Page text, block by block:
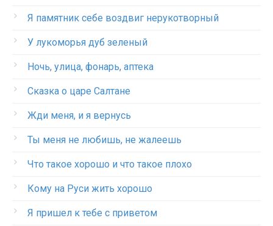
Я памятник себе воздвиг нерукотворный
У лукоморья дуб зеленый
Ночь, улица, фонарь, аптека
Сказка о царе Салтане
Жди меня, и я вернусь
Ты меня не любишь, не жалеешь
Что такое хорошо и что такое плохо
Кому на Руси жить хорошо
Я пришел к тебе с приветом